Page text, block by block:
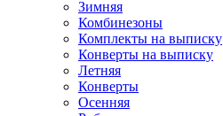
Зимняя
Комбинезоны
Комплекты на выписку
Конверты на выписку
Летняя
Конверты
Осенняя